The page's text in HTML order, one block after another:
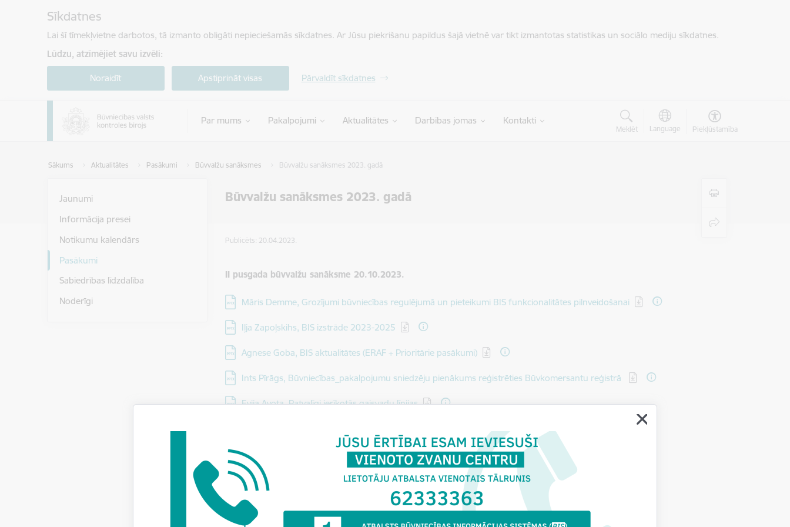
Sīkdatnes
Lai šī tīmekļvietne darbotos, tā izmanto obligāti nepieciešamās sīkdatnes. Ar Jūsu piekrišanu papildus šajā vietnē var tikt izmantotas statistikas un sociālo mediju sīkdatnes.
Lūdzu, atzīmējiet savu izvēli:
Noraidīt Apstiprināt visas Pārvaldīt sīkdatnes
Par mums Pakalpojumi Aktualitātes Darbības jomas Kontakti
Meklēt Language Piekļūstamība
Sākums Aktualitātes Pasākumi Būvvalžu sanāksmes Būvvalžu sanāksmes 2023. gadā
Būvvalžu sanāksmes 2023. gadā
Jaunumi
Informācija presei
Notikumu kalendārs
Pasākumi
Sabiedrības līdzdalība
Noderīgi
Publicēts: 20.04.2023.
II pusgada būvvalžu sanāksme 20.10.2023.
Lejupielādēt:
Māris Demme, Grozījumi būvniecības regulējumā un pieteikumi BIS funkcionalitātes pilnveidošanai
Lejupielādēt:
Iļja Zapoļskihs, BIS izstrāde 2023-2025
Lejupielādēt:
Agnese Goba, BIS aktualitātes (ERAF + Prioritārie pasākumi)
Lejupielādēt:
Ints Pīrāgs, Būvniecības_pakalpojumu sniedzēju pienākums reģistrēties Būvkomersantu reģistrā
Lejupielādēt:
Evija Avota, Patvaļīgi ierīkotās gaisvadu līnijas
Lejupielādēt:
Lāsma Grīnfogele, Ēkas vai telpu grupas kadastrālā uzmērīšana (BKU) vienkāršotā kārtībā
Lejupielādēt:
Dzintars Lagzdiņš, Aktualitātes ugunsdrošības jautājumos
I pusgada būvvalžu sanāksme 19.04.2023.